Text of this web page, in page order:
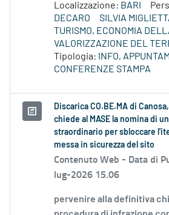
Localizzazione: BARI
DECARO
SILVIA
TURISMO, ECONOMIA
VALORIZZAZIONE DEL
Tipologia:
INFO,
CONFERENZE STAMPA
Discarica CO.BE.MA di
chiede al MASE la nomina di
straordinario per sbloccare
messa in sicurezza del sito
Contenuto Web - Data di
lug-2026 15.06
pervenire alla definitiva